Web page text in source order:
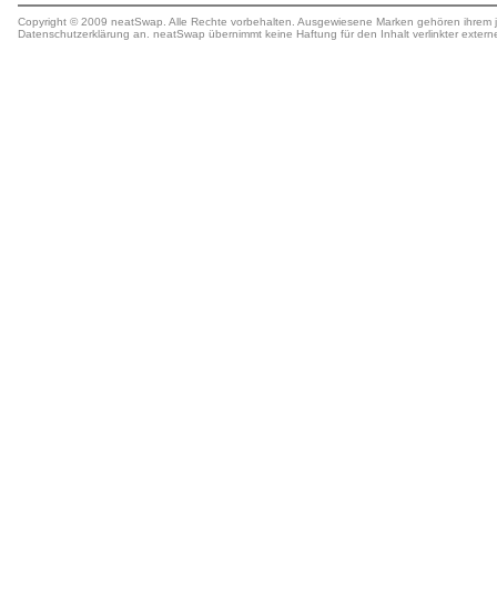
Copyright © 2009 neatSwap. Alle Rechte vorbehalten. Ausgewiesene Marken gehören
Datenschutzerklärung an. neatSwap übernimmt keine Haftung für den Inhalt verlinkter